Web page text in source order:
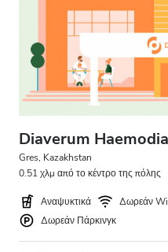
Diaverum
Gres, Kazakhstan
0.51 χλμ από το κέντρο της πόλης
Αναψυκτικά Δωρεάν
Δωρεάν Πάρκινγκ